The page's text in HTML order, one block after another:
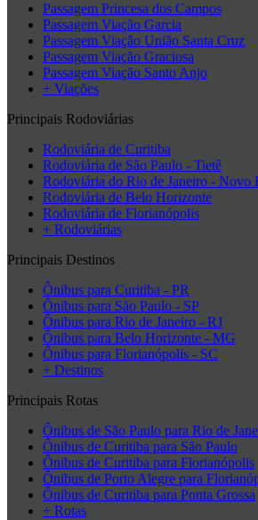
Passagem Princesa dos Campos
Passagem Viação Garcia
Passagem Viação União Santa Cruz
Passagem Viação Graciosa
Passagem Viação Santo Anjo
+ Viações
Principais Rodoviárias
Rodoviária de Curitiba
Rodoviária de São Paulo - Tietê
Rodoviária do Rio de Janeiro - Novo
Rodoviária de Belo Horizonte
Rodoviária de Florianópolis
+ Rodoviárias
Principais Destinos
Ônibus para Curitiba - PR
Ônibus para São Paulo - SP
Ônibus para Rio de Janeiro - RJ
Ônibus para Belo Horizonte - MG
Ônibus para Florianópolis - SC
+ Destinos
Principais Rotas
Ônibus de São Paulo para Rio de
Ônibus de Curitiba para São Paulo
Ônibus de Curitiba para Florianópolis
Ônibus de Porto Alegre para
Ônibus de Curitiba para Ponta Grossa
+ Rotas